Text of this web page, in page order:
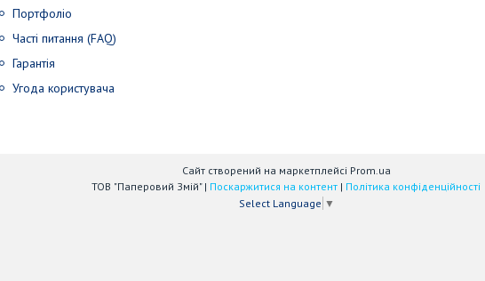
Портфоліо
Часті питання (FAQ)
Гарантія
Угода користувача
Сайт створений на маркетплейсі Prom.ua
ТОВ "Паперовий Змій" | Поскаржитися на контент | Політика конфіденційності
Select Language ▼